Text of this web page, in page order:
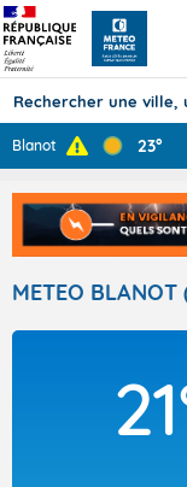
Blanot 23°
METEO BLANOT